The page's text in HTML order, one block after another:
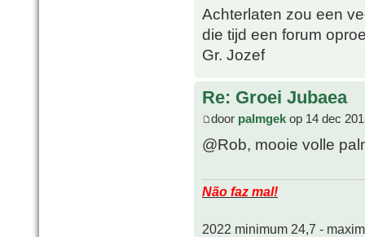
Achterlaten zou een
die tijd een forum
Gr. Jozef
Re: Groei Jubaea
door palmgek op 14 dec
@Rob, mooie volle
Não faz mal!
2022 minimum 24,7 -